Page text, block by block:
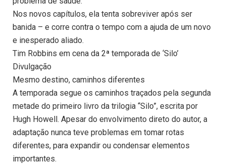
Nos novos capítulos, ela tenta sobreviver após ser
banida – e corre contra o tempo com a ajuda de um novo
e inesperado aliado.
Tim Robbins em cena da 2ª temporada de ‘Silo’
Divulgação
Mesmo destino, caminhos diferentes
A temporada segue os caminhos traçados pela segunda
metade do primeiro livro da trilogia “Silo”, escrita por
Hugh Howell. Apesar do envolvimento direto do autor, a
adaptação nunca teve problemas em tomar rotas
diferentes, para expandir ou condensar elementos
importantes.